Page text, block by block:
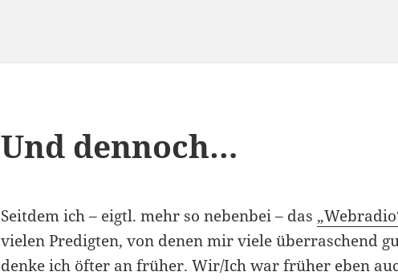
Und dennoch…
Seitdem ich – eigtl. mehr so nebenbei – das
vielen Predigten, von denen mir viele überraschend
denke ich öfter an früher. Wir/Ich war früher eben